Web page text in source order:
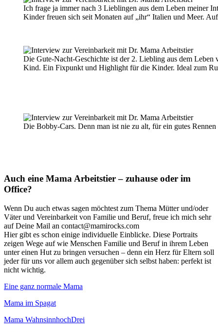
Ich frage ja immer nach 3 Lieblingen aus dem Leben meiner
Kinder freuen sich seit Monaten auf „ihr“ Italien und Meer.
Die Gute-Nacht-Geschichte ist der 2. Liebling aus dem Leben
Kind. Ein Fixpunkt und Highlight für die Kinder. Ideal zum
Die Bobby-Cars. Denn man ist nie zu alt, für ein gutes
Auch eine Mama Arbeitstier – zuhause oder im
Office?
Wenn Du auch etwas sagen möchtest zum Thema Mütter und/oder
Väter und Vereinbarkeit von Familie und Beruf, freue ich mich sehr
auf Deine Mail an contact@mamirocks.com
Hier gibt es schon einige individuelle Einblicke. Diese Portraits
zeigen Wege auf wie Menschen Familie und Beruf in ihrem Leben
unter einen Hut zu bringen versuchen – denn ein Herz für Eltern soll
jeder für uns vor allem auch gegenüber sich selbst haben: perfekt ist
nicht wichtig.
Eine ganz normale Mama
Mama im Spagat
Mama WahnsinnhochDrei